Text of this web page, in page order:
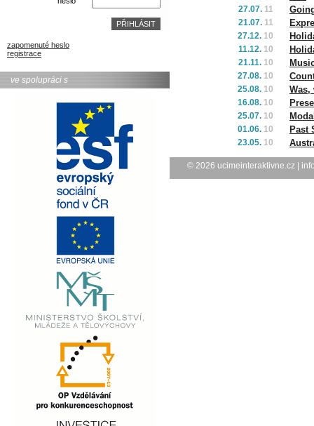
zapomenuté heslo
registrace
ve spolupráci s
27.07. 11
21.07. 11
27.12. 10
11.12. 10
21.11. 10
27.08. 10
25.08. 10 Was,
16.08. 10
25.07. 10
01.06. 10 Past
23.05. 10
© 2026 ucimeinteraktivne.cz